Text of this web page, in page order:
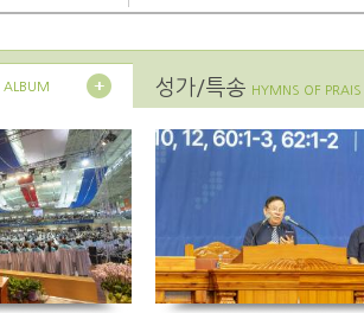
ALBUM 성가/특송 HYMNS OF PRAIS